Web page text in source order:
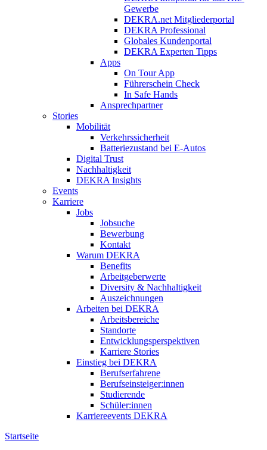
Gewerbe
DEKRA.net Mitgliederportal
DEKRA Professional
Globales Kundenportal
DEKRA Experten Tipps
Apps
On Tour App
Führerschein Check
In Safe Hands
Ansprechpartner
Stories
Mobilität
Verkehrssicherheit
Batteriezustand bei E-Autos
Digital Trust
Nachhaltigkeit
DEKRA Insights
Events
Karriere
Jobs
Jobsuche
Bewerbung
Kontakt
Warum DEKRA
Benefits
Arbeitgeberwerte
Diversity & Nachhaltigkeit
Auszeichnungen
Arbeiten bei DEKRA
Arbeitsbereiche
Standorte
Entwicklungsperspektiven
Karriere Stories
Einstieg bei DEKRA
Berufserfahrene
Berufseinsteiger:innen
Studierende
Schüler:innen
Karriereevents DEKRA
Startseite